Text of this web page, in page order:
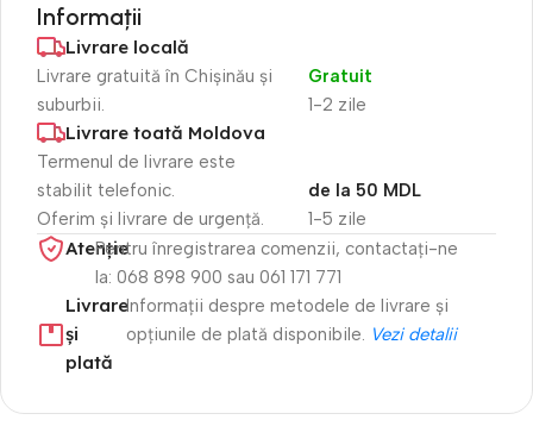
Informații
Livrare locală
Livrare gratuită în Chișinău și
suburbii.
1-2 zile
Gratuit
Livrare toată Moldova
Termenul de livrare este
stabilit telefonic.
Oferim și livrare de urgență.
1-5 zile
de la 50 MDL
Atenție​Pentru înregistrarea comenzii, contactați-ne
la: 068 898 900 sau 061 171 771
Livrare
și
plată
Informații despre metodele de livrare și
opțiunile de plată disponibile. Vezi detalii